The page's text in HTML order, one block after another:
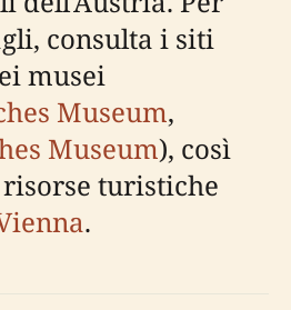
consulta i siti
musei
Museum,
Museum), così
turistiche
.